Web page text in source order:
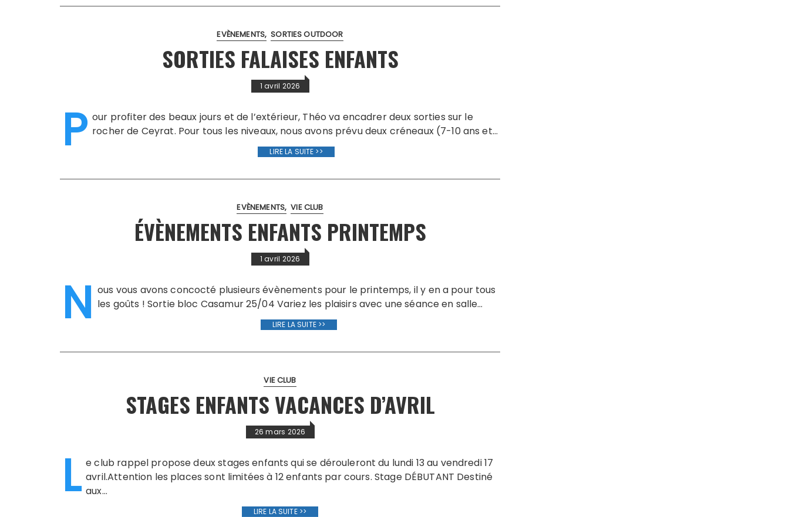
EVÈNEMENTS SORTIES OUTDOOR
SORTIES FALAISES ENFANTS
1 avril 2026
P our profiter des beaux jours et de l’extérieur, Théo va encadrer deux sorties sur le
rocher de Ceyrat. Pour tous les niveaux, nous avons prévu deux créneaux (7-10 ans et…
LIRE LA SUITE >>
EVÈNEMENTS VIE CLUB
ÉVÈNEMENTS ENFANTS PRINTEMPS
1 avril 2026
N ous vous avons concocté plusieurs évènements pour le printemps, il y en a pour tous
les goûts ! Sortie bloc Casamur 25/04 Variez les plaisirs avec une séance en salle…
LIRE LA SUITE >>
VIE CLUB
STAGES ENFANTS VACANCES D’AVRIL
26 mars 2026
L e club rappel propose deux stages enfants qui se dérouleront du lundi 13 au vendredi 17
avril.Attention les places sont limitées à 12 enfants par cours. Stage DÉBUTANT Destiné
aux…
LIRE LA SUITE >>